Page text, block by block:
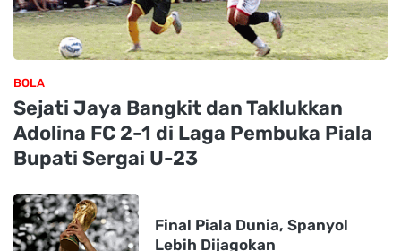
BOLA
Sejati Jaya Bangkit dan Taklukkan
Adolina FC 2-1 di Laga Pembuka Piala
Bupati Sergai U-23
Final Piala Dunia, Spanyol
Lebih Dijagokan